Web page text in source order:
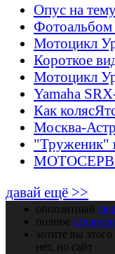
Опус на
Фотоальбом
Мотоцикл
Короткое
Мотоцикл
Yamaha
Как
Москва-
"Труженик"
давай ещё >>
оппозитный
полное
хотите вы этого
нет, но сайт